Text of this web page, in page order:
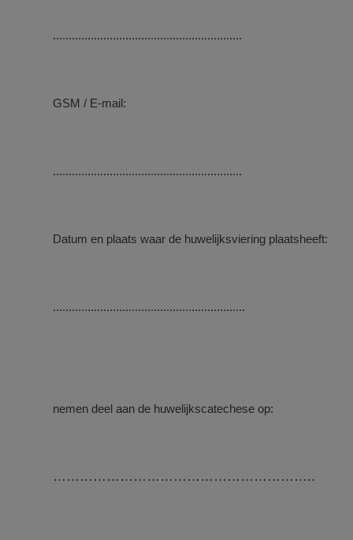
............................................................
GSM / E-mail:
............................................................
Datum en plaats waar de huwelijksviering plaatsheeft:
.............................................................
nemen deel aan de huwelijkscatechese op:
…………………………………………………..